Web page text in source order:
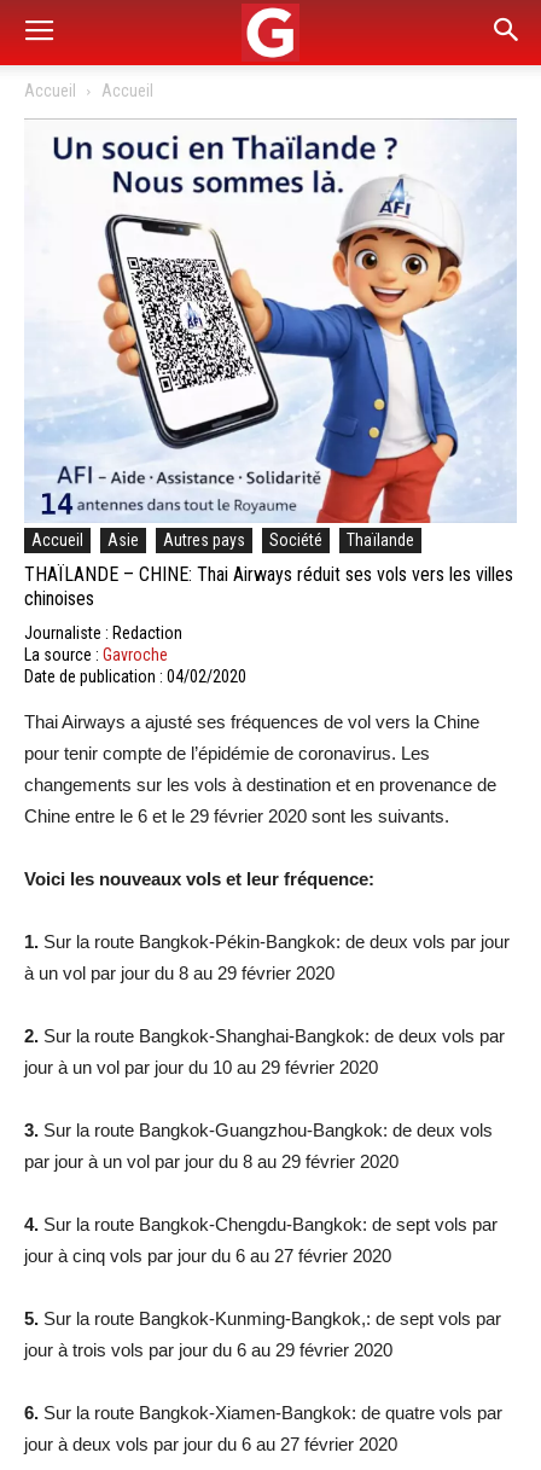
Accueil Accueil
Accueil Asie Autres pays Société Thaïlande
THAÏLANDE – CHINE: Thai Airways réduit ses vols vers les villes
chinoises
Journaliste : Redaction
La source : Gavroche
Date de publication : 04/02/2020
Thai Airways a ajusté ses fréquences de vol vers la Chine
pour tenir compte de l’épidémie de coronavirus. Les
changements sur les vols à destination et en provenance de
Chine entre le 6 et le 29 février 2020 sont les suivants.
Voici les nouveaux vols et leur fréquence:
1. Sur la route Bangkok-Pékin-Bangkok: de deux vols par jour
à un vol par jour du 8 au 29 février 2020
2. Sur la route Bangkok-Shanghai-Bangkok: de deux vols par
jour à un vol par jour du 10 au 29 février 2020
3. Sur la route Bangkok-Guangzhou-Bangkok: de deux vols
par jour à un vol par jour du 8 au 29 février 2020
4. Sur la route Bangkok-Chengdu-Bangkok: de sept vols par
jour à cinq vols par jour du 6 au 27 février 2020
5. Sur la route Bangkok-Kunming-Bangkok,: de sept vols par
jour à trois vols par jour du 6 au 29 février 2020
6. Sur la route Bangkok-Xiamen-Bangkok: de quatre vols par
jour à deux vols par jour du 6 au 27 février 2020